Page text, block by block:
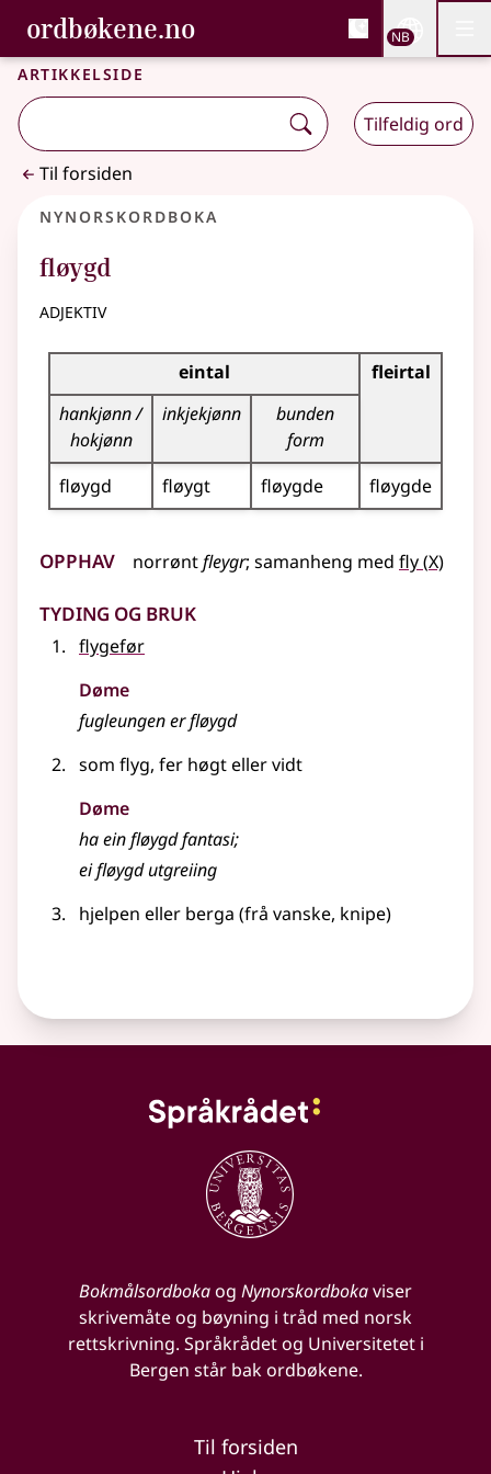
Gå til hovedinnhold
Tilgjengelighet
ordbøkene.no, Bokmålsordboka og
Bokmålsordboka og Nynorskordboka
NB
Artikkelside
Tilfeldig ord
Til forsiden
Nynorskordboka
fløygd
adjektiv
Bøyningstabell for dette adjektivet
eintal
fleirtal
hankjønn /
hokjønn
inkjekjønn
bunden
form
fløygd
fløygt fløygde fløygde
Opphav norrøntfleygr; samanheng med fly(10
X)
Tyding og bruk
flygefør
Døme
fugleungen er fløygd
som flyg, fer høgtellervidt
Døme
ha ein fløygd fantasi;
ei fløygd utgreiing
hjelpen eller berga (frå vanske, knipe)
Bokmålsordbokaog Nynorskordbokaviser
skrivemåte og bøyning i tråd med norsk
rettskrivning. Språkrådet og Universitetet i
Bergen står bak ordbøkene.
Til forsiden